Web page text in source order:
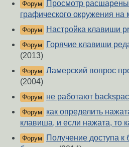
Форум
Просмотр
графического окружения
Форум Настройка клавиши
Форум
Горячие клавиши
(2013)
Форум Ламерский вопрос
(2004)
Форум не работают
Форум
как определить
клавиша, и если нажата, то
Форум
Получение доступа